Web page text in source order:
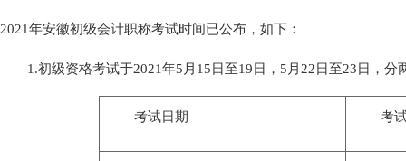
2021年安徽初级会计职称考试时间已公布，如下：
1.初级资格考试于2021年5月15日至19日，5月22日至23日，分
考试日期 考试